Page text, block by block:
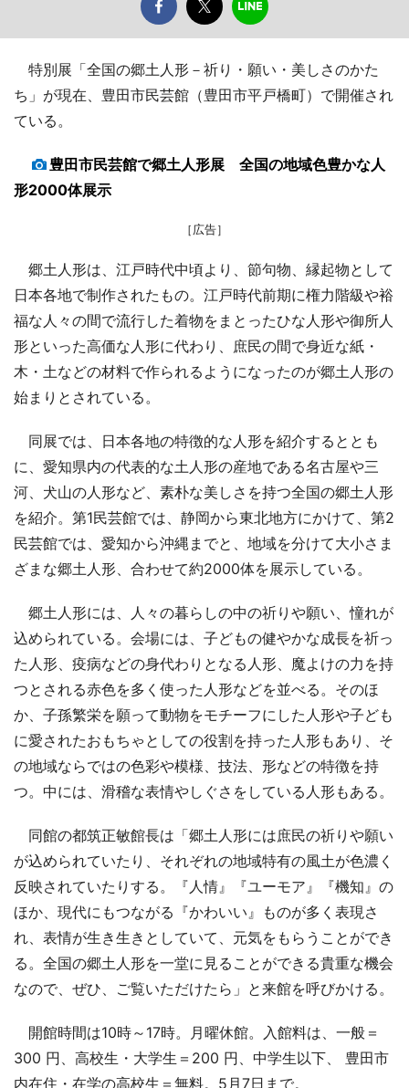
特別展「全国の郷土人形－祈り・願い・美しさのかた
ち」が現在、豊田市民芸館（豊田市平戸橋町）で開催され
ている。
豊田市民芸館で郷土人形展 全国の地域色豊かな人
形2000体展示
［広告］
郷土人形は、江戸時代中頃より、節句物、縁起物として
日本各地で制作されたもの。江戸時代前期に権力階級や裕
福な人々の間で流行した着物をまとったひな人形や御所人
形といった高価な人形に代わり、庶民の間で身近な紙・
木・土などの材料で作られるようになったのが郷土人形の
始まりとされている。
同展では、日本各地の特徴的な人形を紹介するととも
に、愛知県内の代表的な土人形の産地である名古屋や三
河、犬山の人形など、素朴な美しさを持つ全国の郷土人形
を紹介。第1民芸館では、静岡から東北地方にかけて、第2
民芸館では、愛知から沖縄までと、地域を分けて大小さま
ざまな郷土人形、合わせて約2000体を展示している。
郷土人形には、人々の暮らしの中の祈りや願い、憧れが
込められている。会場には、子どもの健やかな成長を祈っ
た人形、疫病などの身代わりとなる人形、魔よけの力を持
つとされる赤色を多く使った人形などを並べる。そのほ
か、子孫繁栄を願って動物をモチーフにした人形や子ども
に愛されたおもちゃとしての役割を持った人形もあり、そ
の地域ならではの色彩や模様、技法、形などの特徴を持
つ。中には、滑稽な表情やしぐさをしている人形もある。
同館の都筑正敏館長は「郷土人形には庶民の祈りや願い
が込められていたり、それぞれの地域特有の風土が色濃く
反映されていたりする。『人情』『ユーモア』『機知』の
ほか、現代にもつながる『かわいい』ものが多く表現さ
れ、表情が生き生きとしていて、元気をもらうことができ
る。全国の郷土人形を一堂に見ることができる貴重な機会
なので、ぜひ、ご覧いただけたら」と来館を呼びかける。
開館時間は10時～17時。月曜休館。入館料は、一般＝
300 円、高校生・大学生＝200 円、中学生以下、 豊田市
内在住・在学の高校生＝無料。5月7日まで。